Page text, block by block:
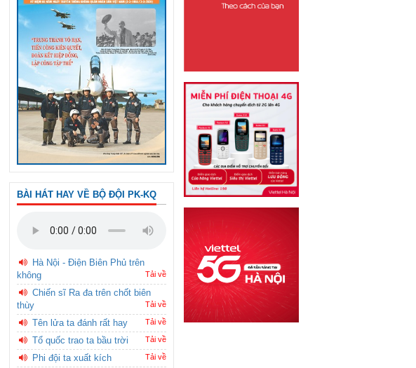
BÀI HÁT HAY VỀ BỘ ĐỘI PK-KQ
Hà Nội - Điện Biên Phủ trên
không
Tải về
Chiến sĩ Ra đa trên chốt biên
thùy
Tải về
Tên lửa ta đánh rất hay Tải về
Tổ quốc trao ta bầu trời Tải về
Phi đội ta xuất kích Tải về